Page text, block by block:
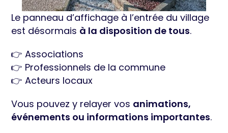
Le panneau d’affichage à l’entrée du village
est désormais à la disposition de tous.
👉 Associations
👉 Professionnels de la commune
👉 Acteurs locaux
Vous pouvez y relayer vos animations,
événements ou informations importantes.